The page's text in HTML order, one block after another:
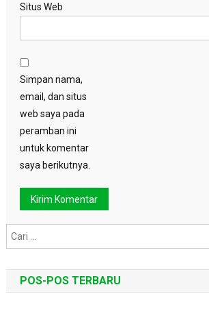
Situs Web
Simpan nama,
email, dan situs
web saya pada
peramban ini
untuk komentar
saya berikutnya.
POS-POS TERBARU